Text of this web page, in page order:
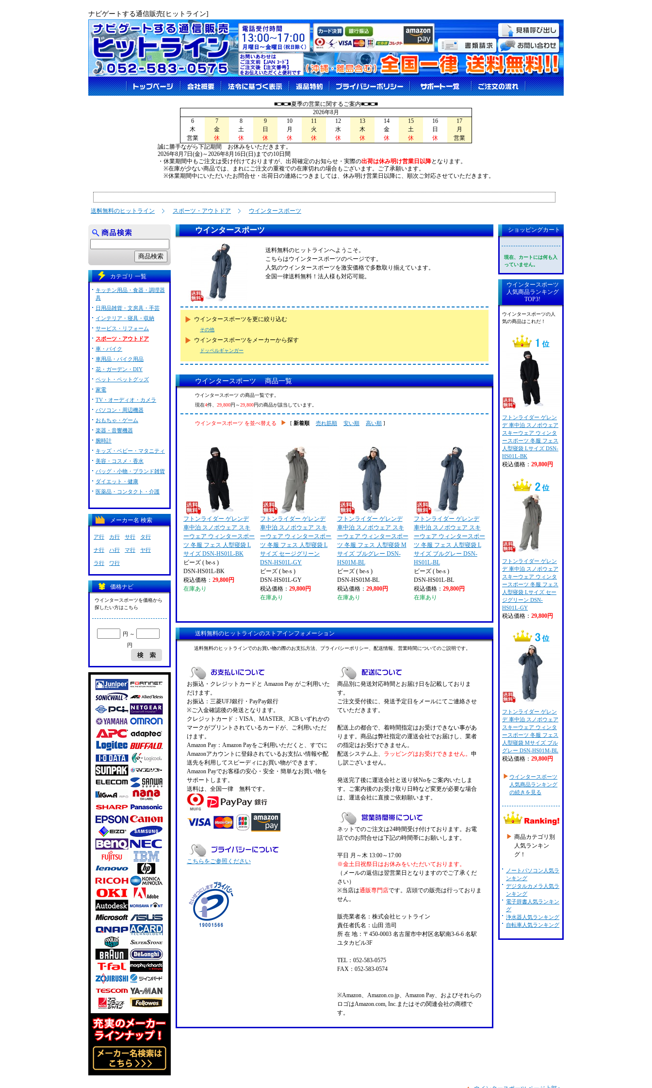
ナビゲートする通信販売[ヒットライン]
■□■□■夏季の営業に関するご案内■□■□■
2026年8月
6
7 8 9 10 11 12 13 14 15 16
17
木
金 土 日 月 火 水 木 金 土 日
月
営業
休 休 休 休 休 休 休 休 休 休
営業
誠に勝手ながら下記期間 お休みをいただきます。
2026年8月7日(金)～2026年8月16日(日)までの10日間
・休業期間中もご注文は受け付けておりますが、出荷確定のお知らせ・実際の出荷は休み明け営業日以降となります。
※在庫が少ない商品では、まれにご注文の重複での在庫切れの場合もございます。ご了承願います。
※休業期間中にいただいたお問合せ・出荷日の連絡につきましては、休み明け営業日以降に、順次ご対応させていただきます。
送料無料のヒットライン スポーツ・アウトドア ウインタースポーツ
ウインタースポーツ
送料無料のヒットラインへようこそ。
こちらはウインタースポーツのページです。
人気のウインタースポーツを激安価格で多数取り揃えています。
全国一律送料無料！法人様も対応可能。
ウインタースポーツを更に絞り込む
その他
ウインタースポーツをメーカーから探す
ドッペルギャンガー
ウインタースポーツ 商品一覧
ウインタースポーツ の商品一覧です。
現在4件、 29,800円～29,800円の商品が該当しています。
ウインタースポーツ を並べ替える [ 新着順 売れ筋順 安い順 高い順 ]
フトンライダー ゲレンデ
車中泊 スノボウェア スキ
ーウェア ウィンタースポー
ツ 冬服 フェス 人型寝袋 L
サイズ DSN-HS01L-BK
ビーズ ( be-s )
DSN-HS01L-BK
税込価格： 29,800円
在庫あり
フトンライダー ゲレンデ
車中泊 スノボウェア スキ
ーウェア ウィンタースポー
ツ 冬服 フェス 人型寝袋 L
サイズ セージグリーン
DSN-HS01L-GY
ビーズ ( be-s )
DSN-HS01L-GY
税込価格：29,800円
在庫あり
フトンライダー ゲレンデ
車中泊 スノボウェア スキ
ーウェア ウィンタースポー
ツ 冬服 フェス 人型寝袋 M
サイズ ブルグレー DSN-
HS01M-BL
ビーズ ( be-s )
DSN-HS01M-BL
税込価格： 29,800円
在庫あり
フトンライダー ゲレンデ
車中泊 スノボウェア スキ
ーウェア ウィンタースポー
ツ 冬服 フェス 人型寝袋 L
サイズ ブルグレー DSN-
HS01L-BL
ビーズ ( be-s )
DSN-HS01L-BL
税込価格： 29,800円
在庫あり
送料無料のヒットラインのストアインフォメーション
送料無料のヒットラインでのお買い物の際のお支払方法、プライバシーポリシー、配送情報、営業時間についてのご説明です。
お振込・クレジットカードと Amazon Pay がご利用いた
だけます。
お振込：三菱UFJ銀行・PayPay銀行
※ご入金確認後の発送となります。
クレジットカード：VISA、MASTER、JCB いずれかの
マークがプリントされているカードが、ご利用いただ
けます。
Amazon Pay：Amazon Payをご利用いただくと、すでに
Amazonアカウントに登録されているお支払い情報や配
送先を利用してスピーディにお買い物ができます。
Amazon Payでお客様の安心・安全・簡単なお買い物を
サポートします。
送料は、全国一律 無料です。
こちらをご参照ください
商品別に発送対応時間とお届け日を記載しておりま
す。
ご注文受付後に、発送予定日をメールにてご連絡させ
ていただきます。
配送上の都合で、着時間指定はお受けできない事があ
ります。商品は弊社指定の運送会社でお届けし、業者
の指定はお受けできません。
配送システム上、
ラッピングはお受けできません。 申
し訳ございません。
発送完了後に運送会社と送り状Noをご案内いたしま
す。ご案内後のお受け取り日時など変更が必要な場合
は、運送会社に直接ご依頼願います。
ネットでのご注文は24時間受け付けております。お電
話でのお問合せは下記の時間帯にお願いします。
平日 月～木 13:00～17:00
※金土日祝祭日はお休みをいただいております。
（メールの返信は翌営業日となりますのでご了承くだ
さい）
※当店は通販専門店です。店頭での販売は行っておりま
せん。
販売業者名：株式会社ヒットライン
責任者氏名：山田 浩司
所 在 地：〒450-0003 名古屋市中村区名駅南3-6-6 名駅
ユタカビル3F
TEL：052-583-0575
FAX：052-583-0574
※Amazon、Amazon.co.jp、Amazon Pay、およびそれらの
ロゴはAmazon.com, Inc.またはその関連会社の商標で
す。
カテゴリ 一覧
キッチン用品・食器・調理器
具
日用品雑貨・文房具・手芸
インテリア・寝具・収納
サービス・リフォーム
スポーツ・アウトドア
車・バイク
車用品・バイク用品
花・ガーデン・DIY
ペット・ペットグッズ
家電
TV・オーディオ・カメラ
パソコン・周辺機器
おもちゃ・ゲーム
楽器・音響機器
腕時計
キッズ・ベビー・マタニティ
美容・コスメ・香水
バッグ・小物・ブランド雑貨
ダイエット・健康
医薬品・コンタクト・介護
メーカー名 検索
ア行 カ行 サ行 タ行
ナ行 ハ行 マ行 ヤ行
ラ行 ワ行
価格ナビ
ウインタースポーツを価格から
探したい方はこちら
円 ～
円
ショッピングカート
現在、カートには何も入
っていません。
ウインタースポーツ
人気商品ランキング
TOP3!
ウインタースポーツの人
気の商品はこれだ！
フトンライダー ゲレン
デ 車中泊 スノボウェア
スキーウェア ウィンタ
ースポーツ 冬服 フェス
人型寝袋 Lサイズ DSN-
HS01L-BK
税込価格： 29,800円
フトンライダー ゲレン
デ 車中泊 スノボウェア
スキーウェア ウィンタ
ースポーツ 冬服 フェス
人型寝袋 Lサイズ セー
ジグリーン DSN-
HS01L-GY
税込価格： 29,800円
フトンライダー ゲレン
デ 車中泊 スノボウェア
スキーウェア ウィンタ
ースポーツ 冬服 フェス
人型寝袋 Mサイズ ブル
グレー DSN-HS01M-BL
税込価格： 29,800円
ウインタースポーツ
人気商品ランキング
の続きを見る
商品カテゴリ別
人気ランキン
グ！
ノートパソコン人気ラ
ンキング
デジタルカメラ人気ラ
ンキング
電子辞書人気ランキン
グ
浄水器人気ランキング
自転車人気ランキング